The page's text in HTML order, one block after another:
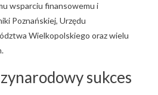
wsparciu finansowemu i
Poznańskiej, Urzędu
Wielkopolskiego oraz wielu
sukces